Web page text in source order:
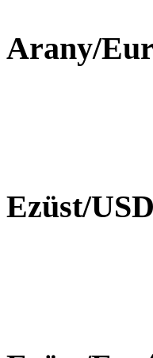
Arany/
Ezüst/